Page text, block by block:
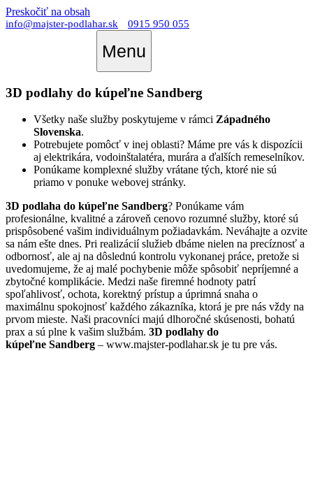
Preskočiť na obsah
info@majster-podlahar.sk 0915 950 055
Menu
3D podlahy do kúpeľne Sandberg
Všetky naše služby poskytujeme v rámci Západného
Slovenska.
Potrebujete pomôcť v inej oblasti? Máme pre vás k dispozícii
aj elektrikára, vodoinštalatéra, murára a ďalších remeselníkov.
Ponúkame komplexné služby vrátane tých, ktoré nie sú
priamo v ponuke webovej stránky.
3D podlaha do kúpeľne Sandberg? Ponúkame vám
profesionálne, kvalitné a zároveň cenovo rozumné služby, ktoré sú
prispôsobené vašim individuálnym požiadavkám. Neváhajte a ozvite
sa nám ešte dnes. Pri realizácií služieb dbáme nielen na precíznosť a
odbornosť, ale aj na dôslednú kontrolu vykonanej práce, pretože si
uvedomujeme, že aj malé pochybenie môže spôsobiť nepríjemné a
zbytočné komplikácie. Medzi naše firemné hodnoty patrí
spoľahlivosť, ochota, korektný prístup a úprimná snaha o
maximálnu spokojnosť každého zákazníka, ktorá je pre nás vždy na
prvom mieste. Naši pracovníci majú dlhoročné skúsenosti, bohatú
prax a sú plne k vašim službám. 3D podlahy do
kúpeľne Sandberg – www.majster-podlahar.sk je tu pre vás.